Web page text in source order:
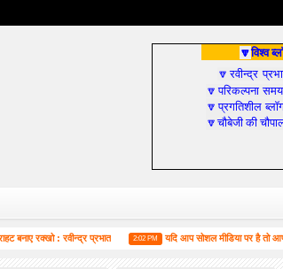
🔽विश्व
🔽रवीन्द्र
🔽परिकल्पना समय
🔽प्रगतिशील
🔽चौबेजी की
: रवीन्द्र प्रभात 2:02 PM यदि आप सोशल मीडिया पर है तो आपको यह